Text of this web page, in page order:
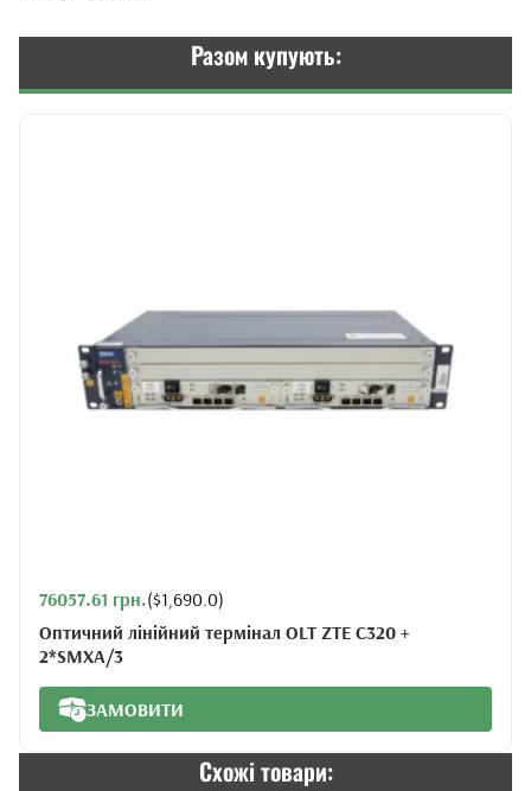
Разом купують:
76057.61 грн.($1,690.0)
Оптичний лінійний термінал OLT ZTE C320 +
2*SMXA/3
ЗАМОВИТИ
Схожі товари: